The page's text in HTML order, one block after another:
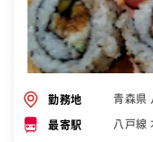
勤務地 青森県
最寄駅 八戸線